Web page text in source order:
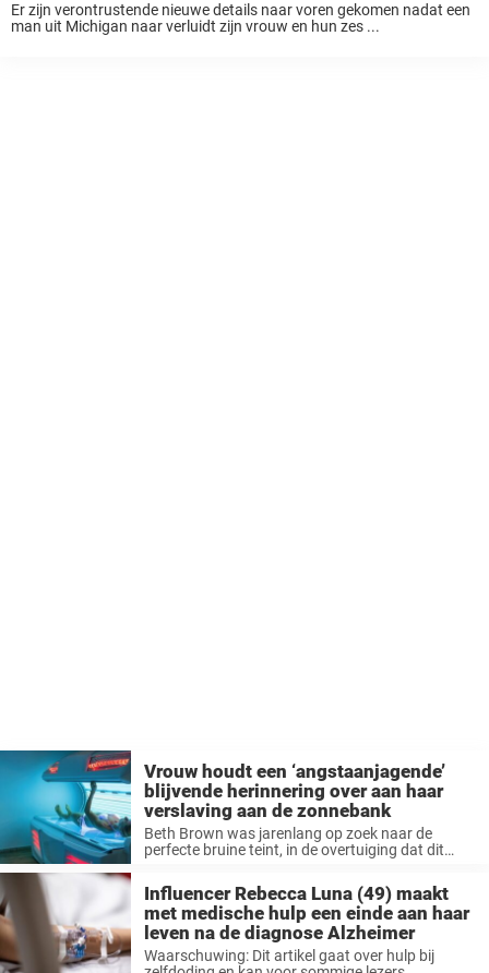
Er zijn verontrustende nieuwe details naar voren gekomen nadat een
man uit Michigan naar verluidt zijn vrouw en hun zes ...
Vrouw houdt een ‘angstaanjagende’
blijvende herinnering over aan haar
verslaving aan de zonnebank
Beth Brown was jarenlang op zoek naar de
perfecte bruine teint, in de overtuiging dat dit
Influencer Rebecca Luna (49) maakt
met medische hulp een einde aan haar
leven na de diagnose Alzheimer
Waarschuwing: Dit artikel gaat over hulp bij